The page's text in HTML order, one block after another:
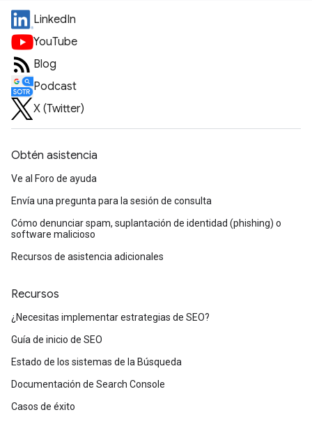
LinkedIn
YouTube
Blog
Podcast
X (Twitter)
Obtén asistencia
Ve al Foro de ayuda
Envía una pregunta para la sesión de consulta
Cómo denunciar spam, suplantación de identidad (phishing) o
software malicioso
Recursos de asistencia adicionales
Recursos
¿Necesitas implementar estrategias de SEO?
Guía de inicio de SEO
Estado de los sistemas de la Búsqueda
Documentación de Search Console
Casos de éxito